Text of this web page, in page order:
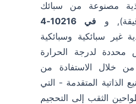
مصنوعة من سبائك
و في 10216-4
غير سبائكية وسبائكية
لدرجة الحرارة
خلال الاستفادة من
الذاتية المتقدمة - التي
الثقب إلى التحجيم